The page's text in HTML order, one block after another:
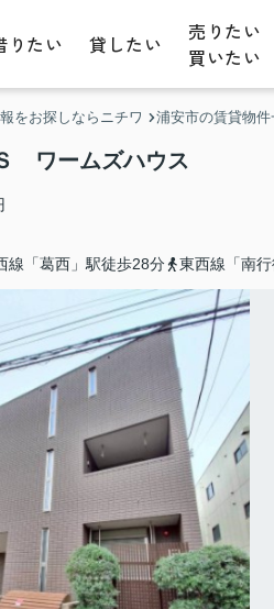
りたい 貸したい
売りたい
買いたい
をお探しならニチワ 浦安市の賃貸物件
ワームズハウス
線「葛西」駅徒歩28分 東西線「南